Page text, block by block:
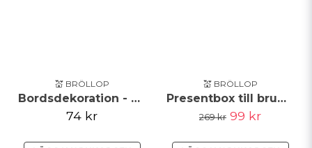
💒 BRÖLLOP
Bordsdekoration - Träskiva
74 kr
💒 BRÖLLOP
Presentbox till brudtärna Partybox
269 kr 99 kr